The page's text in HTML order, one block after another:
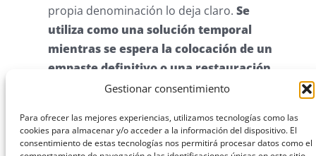
Gestionar consentimiento
Para ofrecer las mejores experiencias, utilizamos tecnologías como las
cookies para almacenar y/o acceder a la información del dispositivo. El
consentimiento de estas tecnologías nos permitirá procesar datos como el
propia denominación lo deja claro. Se
utiliza como una solución temporal
mientras se espera la colocación de un
empaste definitivo o una restauración
dental permanente, como una corona
Cuanto dura un empaste provisional
depende de varios factores. Puede variar,